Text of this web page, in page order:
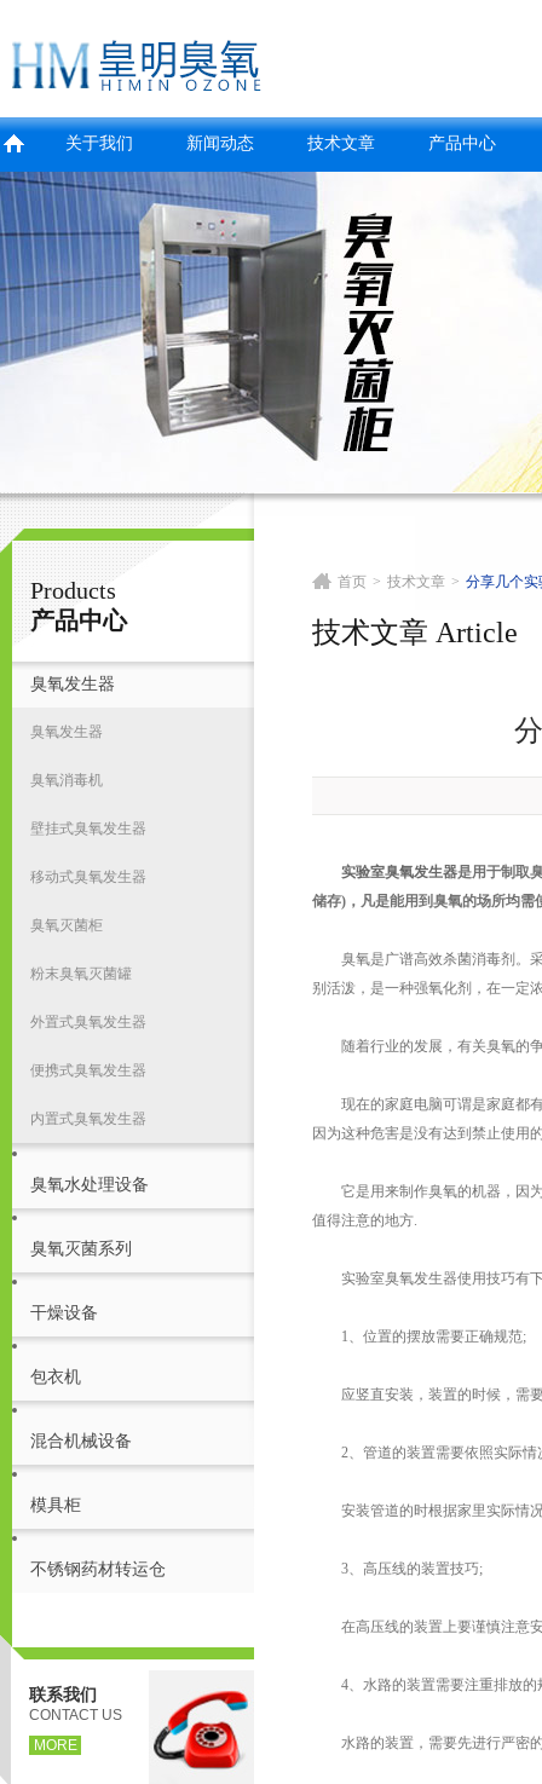
南京皇明臭氧机电设备厂
关于我们 新闻动态 技术文章 产品中心
Products
产品中心
臭氧发生器
臭氧发生器
臭氧消毒机
壁挂式臭氧发生器
移动式臭氧发生器
臭氧灭菌柜
粉末臭氧灭菌罐
外置式臭氧发生器
便携式臭氧发生器
内置式臭氧发生器
臭氧水处理设备
臭氧灭菌系列
干燥设备
包衣机
混合机械设备
模具柜
不锈钢药材转运仓
联系我们
CONTACT US
MORE
首页 > 技术文章 > 分享几个
技术文章 Article
实验室臭氧发生器是用于制取
储存)，凡是能用到臭氧的场所均需
臭氧是广谱高效杀菌消毒剂。采
别活泼，是一种强氧化剂，在一定
随着行业的发展，有关臭氧的争
现在的家庭电脑可谓是家庭都有
因为这种危害是没有达到禁止使用
它是用来制作臭氧的机器，因为
值得注意的地方.
实验室臭氧发生器使用技巧有
1、位置的摆放需要正确规范;
应竖直安装，装置的时候，需要
2、管道的装置需要依照实际情
安装管道的时根据家里实际情况
3、高压线的装置技巧;
在高压线的装置上要谨慎注意安
4、水路的装置需要注重排放的
水路的装置，需要先进行严密的